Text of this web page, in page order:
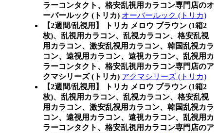
ラーコンタクト、格安乱視用カラコン専門店のオ
ーバールック (トリカ) オーバールック (トリカ)
【2週間/乱視用】 トリカ メロウ ブラウン (1箱2
枚)、乱視用カラコン、乱視カラコン、格安乱視
用カラコン、激安乱視用カラコン、韓国乱視カラ
コン、遠視用カラコン、遠視カラコン、乱視用カ
ラーコンタクト、格安乱視用カラコン専門店のア
クマシリーズ (トリカ) アクマシリーズ (トリカ)
【2週間/乱視用】 トリカ メロウ ブラウン (1箱2
枚)、乱視用カラコン、乱視カラコン、格安乱視
用カラコン、激安乱視用カラコン、韓国乱視カラ
コン、遠視用カラコン、遠視カラコン、乱視用カ
ラーコンタクト、格安乱視用カラコン専門店のア